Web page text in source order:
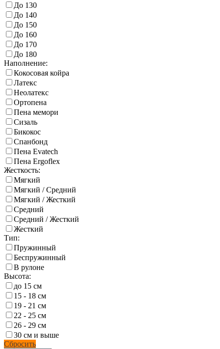
До 130
До 140
До 150
До 160
До 170
До 180
Наполнение:
Кокосовая койра
Латекс
Неолатекс
Ортопена
Пена мемори
Сизаль
Бикокос
Спанбонд
Пена Evatech
Пена Ergoflex
Жесткость:
Мягкий
Мягкий / Средний
Мягкий / Жесткий
Средний
Средний / Жесткий
Жесткий
Тип:
Пружинный
Беспружинный
В рулоне
Высота:
до 15 см
15 - 18 см
19 - 21 см
22 - 25 см
26 - 29 см
30 см и выше
Сбросить